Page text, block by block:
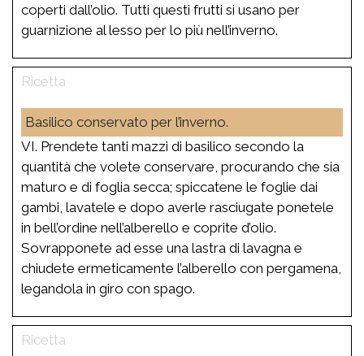
coperti dall’olio. Tutti questi frutti si usano per
guarnizione al lesso per lo più nell’inverno.
Basilico conservato per l’inverno.
VI. Prendete tanti mazzi di basilico secondo la
quantità che volete conservare, procurando che sia
maturo e di foglia secca; spiccatene le foglie dai
gambi, lavatele e dopo averle rasciugate ponetele
in bell’ordine nell’alberello e coprite d’olio.
Sovrapponete ad esse una lastra di lavagna e
chiudete ermeticamente l’alberello con pergamena,
legandola in giro con spago.